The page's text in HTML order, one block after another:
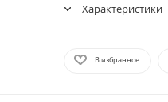
Характеристики
В избранное